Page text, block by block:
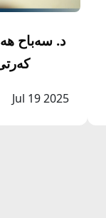
د. سەباح
Jul 19 2025